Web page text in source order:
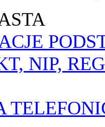
NIP,